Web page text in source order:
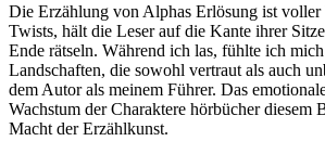
Die Erzählung von Alphas Erlösung ist voller
Twists, hält die Leser auf die Kante ihrer
Ende rätseln. Während ich las, fühlte ich
Landschaften, die sowohl vertraut als auch
dem Autor als meinem Führer. Das
Wachstum der Charaktere hörbücher diesem
Macht der Erzählkunst.